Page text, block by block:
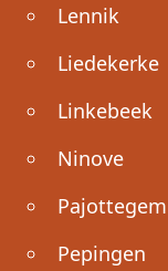
Lennik
Liedekerke
Linkebeek
Ninove
Pajottegem
Pepingen